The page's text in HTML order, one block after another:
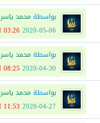
بواسطةمحمد ياسر
2020-05-06
03:26 PM
بواسطةمحمد ياسر
2020-04-30
08:25 PM
بواسطةمحمد ياسر
2020-04-27
11:53 PM